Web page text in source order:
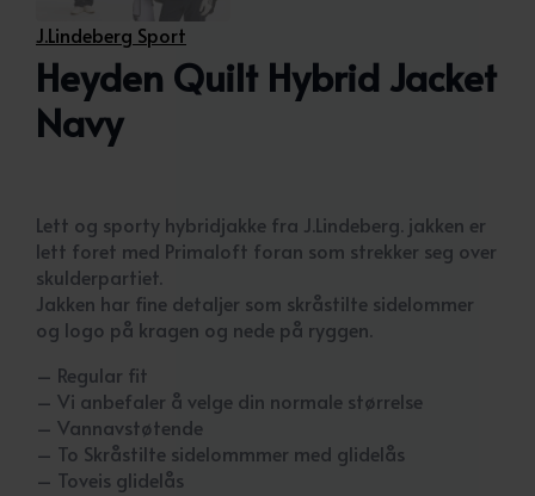
J.Lindeberg Sport
Heyden Quilt Hybrid Jacket
Navy
Lett og sporty hybridjakke fra J.Lindeberg. jakken er
lett foret med Primaloft foran som strekker seg over
skulderpartiet.
Jakken har fine detaljer som skråstilte sidelommer
og logo på kragen og nede på ryggen.
– Regular fit
– Vi anbefaler å velge din normale størrelse
– Vannavstøtende
– To Skråstilte sidelommmer med glidelås
– Toveis glidelås